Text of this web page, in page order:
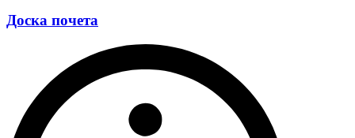
Доска почета